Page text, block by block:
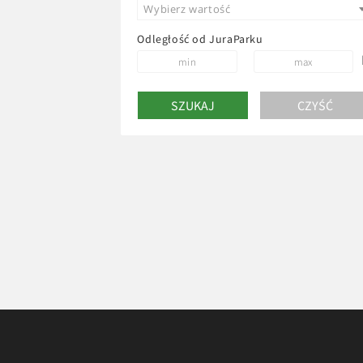
Wybierz wartość
Odległość od JuraParku